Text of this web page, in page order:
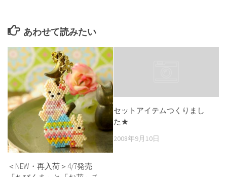
あわせて読みたい
＜NEW・再入荷＞4/7発売
セットアイテムつくりまし
た★
2008年9月10日